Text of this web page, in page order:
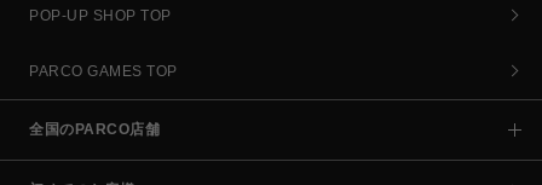
POP-UP SHOP TOP
PARCO GAMES TOP
全国のPARCO店舗